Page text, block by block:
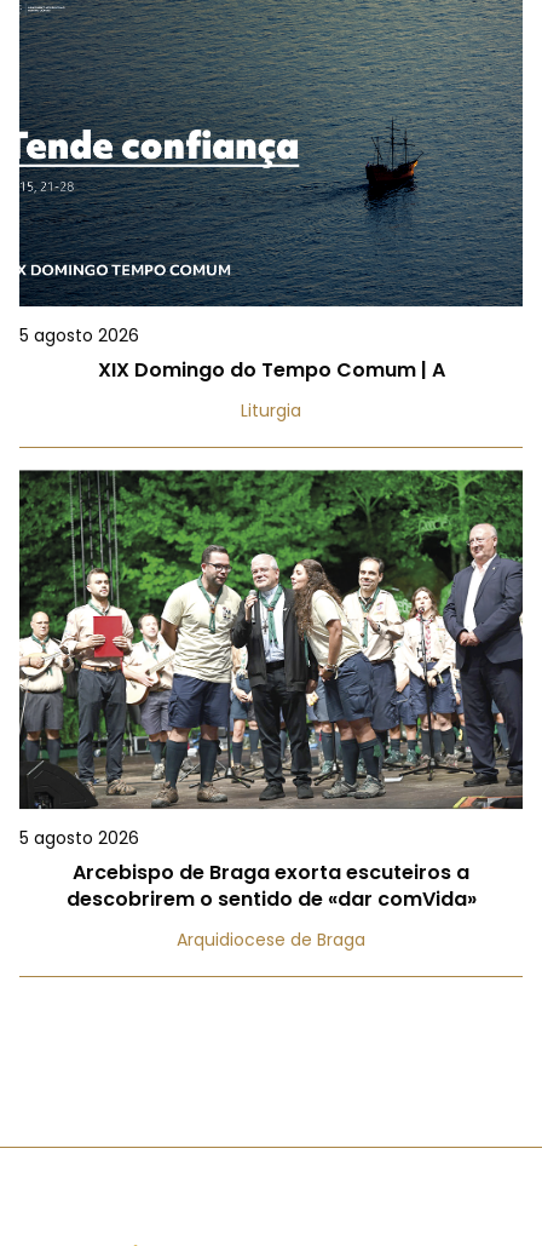
5 agosto 2026
XIX Domingo do Tempo Comum | A
Liturgia
5 agosto 2026
Arcebispo de Braga exorta escuteiros a
descobrirem o sentido de «dar comVida»
Arquidiocese de Braga